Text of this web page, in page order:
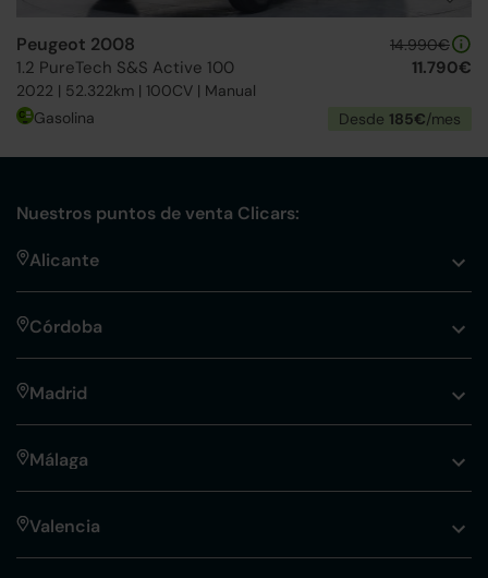
Peugeot 2008
1.2 PureTech S&S Active 100
2022 | 52.322km | 100CV | Manual
14.990€
11.790€
Gasolina Desde 185€/mes
Nuestros puntos de venta Clicars:
Alicante
Córdoba
Madrid
Málaga
Valencia